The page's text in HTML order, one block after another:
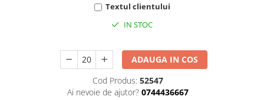
Valentine's Day
Textul clientului
IN STOC
ADAUGA IN COS
Cod Produs: 52547
Ai nevoie de ajutor? 0744436667